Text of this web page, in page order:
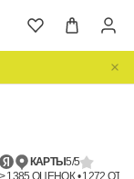
КАРТЫ5/5
> 1385 ОЦЕНОК • 1272